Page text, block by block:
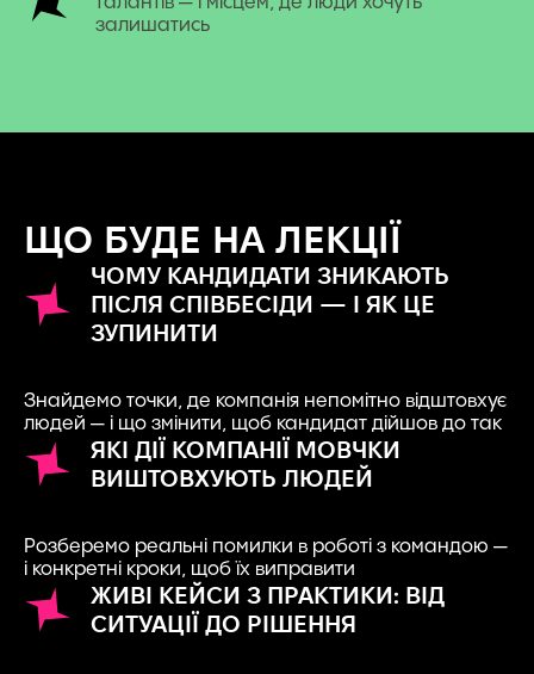
залишатись
ЩО БУДЕ НА ЛЕКЦІЇ
ЧОМУ КАНДИДАТИ ЗНИКАЮТЬ
ПІСЛЯ СПІВБЕСІДИ — І ЯК ЦЕ
ЗУПИНИТИ
Знайдемо точки, де компанія непомітно відштовхує
людей — і що змінити, щоб кандидат дійшов до так
ЯКІ ДІЇ КОМПАНІЇ МОВЧКИ
ВИШТОВХУЮТЬ ЛЮДЕЙ
Розберемо реальні помилки в роботі з командою —
і конкретні кроки, щоб їх виправити
ЖИВІ КЕЙСИ З ПРАКТИКИ: ВІД
СИТУАЦІЇ ДО РІШЕННЯ